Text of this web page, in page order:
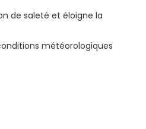
de saleté et éloigne la
météorologiques